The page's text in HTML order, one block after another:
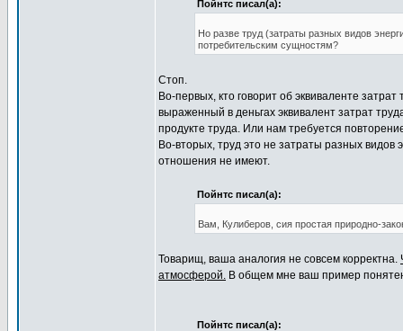
Пойнтс писал(а):
Но разве труд (затраты разных видов
потребительским сущностям?
Стоп.
Во-первых, кто говорит об эквиваленте
выраженный в деньгах эквивалент затрат
продукте труда. Или нам требуется
Во-вторых, труд это не затраты разных видов
отношения не имеют.
Пойнтс писал(а):
Вам, Кулиберов, сия простая природно-
Товарищ, ваша аналогия не совсем корректна.
атмосферой. В общем мне ваш пример
Пойнтс писал(а):